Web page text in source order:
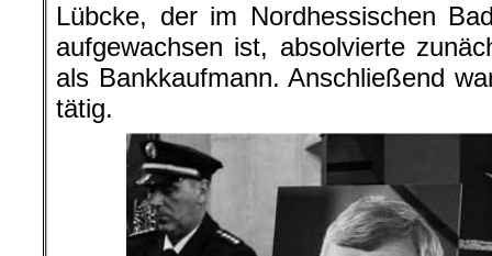
Lübcke, der im Nordhessischen
aufgewachsen ist, absolvierte
als Bankkaufmann. Anschließend
tätig.